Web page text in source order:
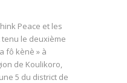
Peace et les
le deuxième
fô kènè » à
de Koulikoro,
5 du district de